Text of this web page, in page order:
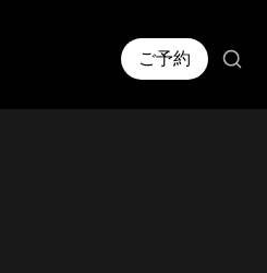
ご予約